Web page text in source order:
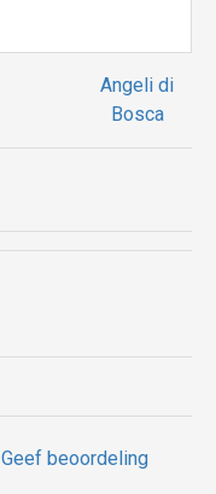
Angeli di
Bosca
Geef beoordeling